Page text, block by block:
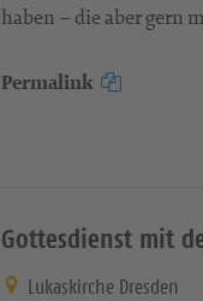
haben – die aber gern
Permalink
Gottesdienst mit
Lukaskirche Dresden